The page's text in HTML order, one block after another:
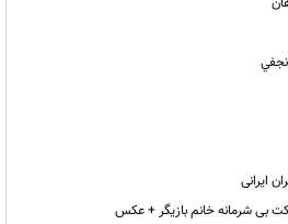
بی شرمانه خانم بازیگر + عکس